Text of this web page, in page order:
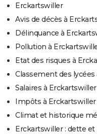
Erckartswiller
Avis de décès à
Délinquance à
Pollution à
Etat des risques à
Classement des
Salaires à Erckartswiller
Impôts à Erckartswiller
Climat et historique
Erckartswiller : dette